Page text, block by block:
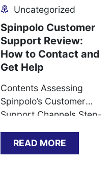
Uncategorized
Spinpolo Customer
Support Review:
How to Contact and
Get Help
Contents Assessing
Spinpolo’s Customer
Support Channels Step-
Contacting Support
Successfully Common
READ MORE